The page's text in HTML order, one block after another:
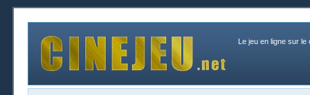
Le jeu en ligne sur le